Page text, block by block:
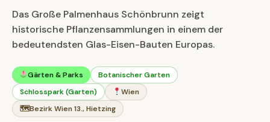
Das Große Palmenhaus Schönbrunn zeigt
historische Pflanzensammlungen in einem der
bedeutendsten Glas-Eisen-Bauten Europas.
Gärten & Parks
Botanischer Garten
Schlosspark (Garten)
Wien
🗺Bezirk Wien 13., Hietzing